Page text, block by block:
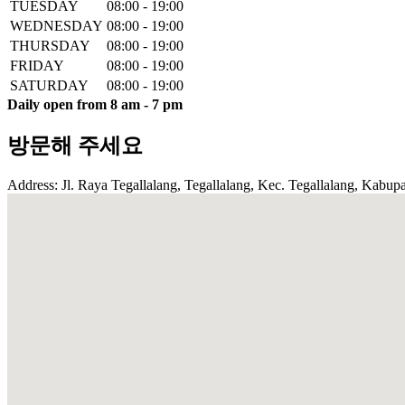
TUESDAY
08:00 - 19:00
WEDNESDAY 08:00 - 19:00
THURSDAY
08:00 - 19:00
FRIDAY
08:00 - 19:00
SATURDAY
08:00 - 19:00
Daily open from 8 am - 7 pm
방문해 주세요
Address: Jl. Raya Tegallalang, Tegallalang, Kec. Tegallalang,